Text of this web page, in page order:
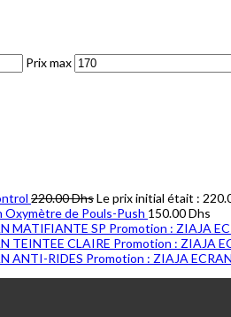
Prix max
220.00DhsLe prix initial était :
Oxymètre de Pouls-Push 150.00Dhs
Promotion : ZIAJA
Promotion : ZIAJA
Promotion : ZIAJA